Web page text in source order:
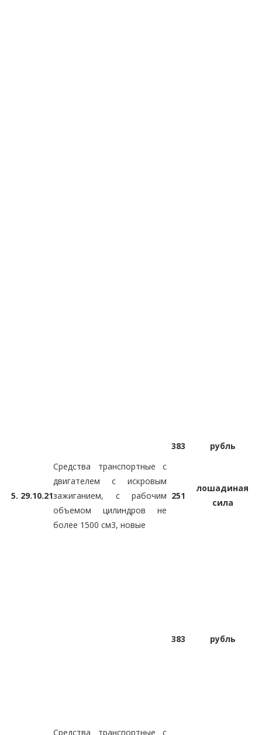
383 рубль
5. 29.10.21
Средства транспортные с
двигателем с искровым
зажиганием, с рабочим
объемом цилиндров не
более 1500 см3, новые
251
лошадиная
сила
383 рубль
Средства транспортные с